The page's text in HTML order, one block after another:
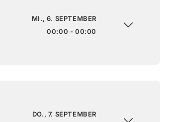
MI., 6. SEPTEMBER
00:00 - 00:00
DO., 7. SEPTEMBER